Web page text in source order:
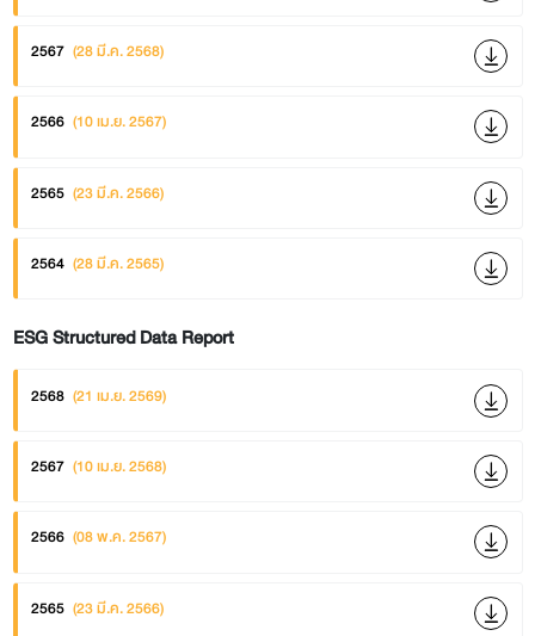
2567 (28 มี.ค. 2568)
2566 (10 เม.ย. 2567)
2565 (23 มี.ค. 2566)
2564 (28 มี.ค. 2565)
ESG Structured Data Report
2568 (21 เม.ย. 2569)
2567 (10 เม.ย. 2568)
2566 (08 พ.ค. 2567)
2565 (23 มี.ค. 2566)